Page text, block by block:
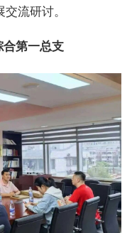
流研讨。
合第一总支